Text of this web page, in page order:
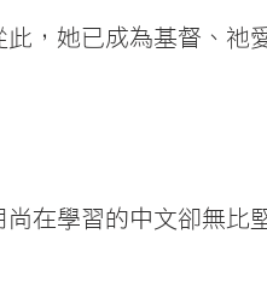
，她已成為基督、祂
在學習的中文卻無比